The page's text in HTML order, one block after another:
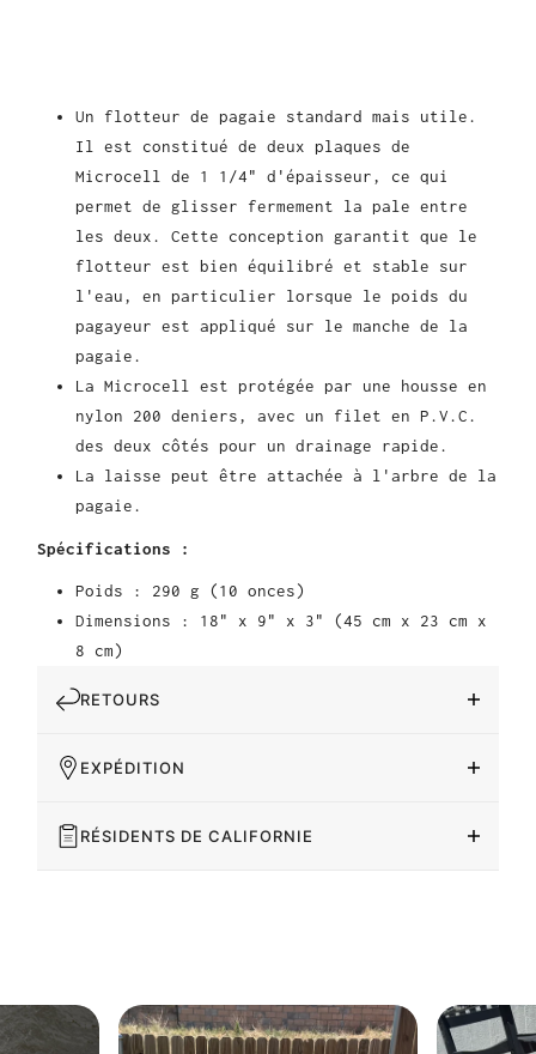
Un flotteur de pagaie standard mais utile.
Il est constitué de deux plaques de
Microcell de 1 1/4" d'épaisseur, ce qui
permet de glisser fermement la pale entre
les deux. Cette conception garantit que le
flotteur est bien équilibré et stable sur
l'eau, en particulier lorsque le poids du
pagayeur est appliqué sur le manche de la
pagaie.
La Microcell est protégée par une housse en
nylon 200 deniers, avec un filet en P.V.C.
des deux côtés pour un drainage rapide.
La laisse peut être attachée à l'arbre de la
pagaie.
Spécifications :
Poids : 290 g (10 onces)
Dimensions : 18" x 9" x 3" (45 cm x 23 cm x
8 cm)
RETOURS
EXPÉDITION
RÉSIDENTS DE CALIFORNIE